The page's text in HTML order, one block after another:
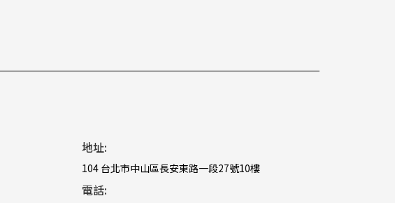
地址:
104 台北市中山區長安東路一段27號10樓
電話: